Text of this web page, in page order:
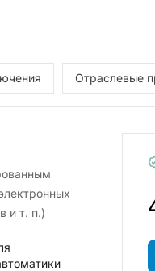
Отраслевые
и т. п.)